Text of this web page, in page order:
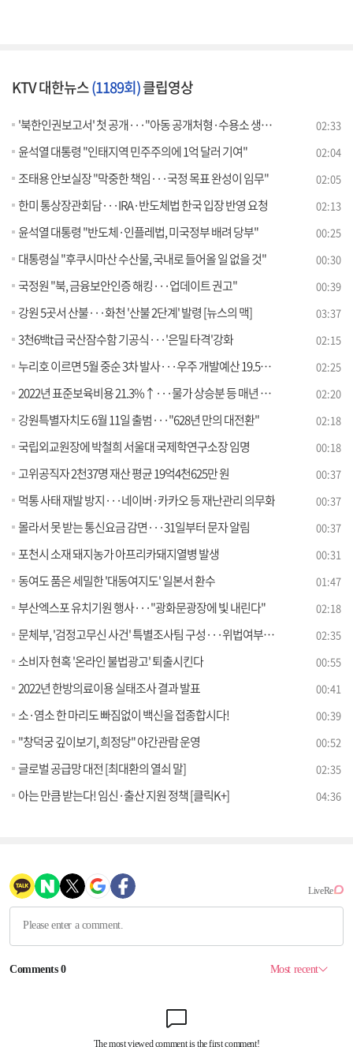
KTV 대한뉴스(1189회)클립영상
'북한인권보고서' 첫 공개···"아동 공개처형·수용소 생체실험" 02:33
윤석열 대통령 "인태지역 민주주의에 1억 달러 기여" 02:04
조태용 안보실장 "막중한 책임···국정 목표 완성이 임무" 02:05
한미 통상장관회담···IRA·반도체법 한국 입장 반영 요청 02:13
윤석열 대통령 "반도체·인플레법, 미국정부 배려 당부" 00:25
대통령실 "후쿠시마산 수산물, 국내로 들어올 일 없을 것" 00:30
국정원 "북, 금융보안인증 해킹···업데이트 권고" 00:39
강원 5곳서 산불···화천 '산불 2단계' 발령 [뉴스의 맥] 03:37
3천6백t급 국산잠수함 기공식···'은밀 타격'강화 02:15
누리호 이르면 5월 중순 3차 발사···우주 개발예산 19.5%↑ 02:25
2022년 표준보육비용 21.3%↑···물가 상승분 등 매년 반영 02:20
강원특별자치도 6월 11일 출범···"628년 만의 대전환" 02:18
국립외교원장에 박철희 서울대 국제학연구소장 임명 00:18
고위공직자 2천37명 재산 평균 19억4천625만 원 00:37
먹통 사태 재발 방지···네이버·카카오 등 재난관리 의무화 00:37
몰라서 못 받는 통신요금 감면···31일부터 문자 알림 00:37
포천시 소재 돼지농가 아프리카돼지열병 발생 00:31
동여도 품은 세밀한 '대동여지도' 일본서 환수 01:47
부산엑스포 유치기원 행사···"광화문광장에 빛 내린다" 02:18
문체부, '검정고무신 사건' 특별조사팀 구성···위법여부 조사 [오늘의 브리핑] 02:35
소비자 현혹 '온라인 불법광고' 퇴출시킨다 00:55
2022년 한방의료이용 실태조사 결과 발표 00:41
소·염소 한 마리도 빠짐없이 백신을 접종합시다! 00:39
"창덕궁 깊이보기, 희정당" 야간관람 운영 00:52
글로벌 공급망 대전 [최대환의 열쇠 말] 02:35
아는 만큼 받는다! 임신·출산 지원 정책 [클릭K+] 04:36